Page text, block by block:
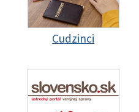
Cudzinci